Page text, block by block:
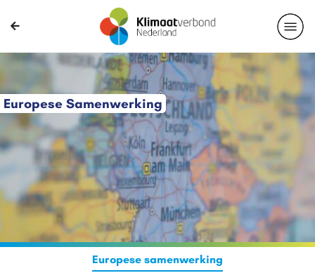
Europese Samenwerking
Europese samenwerking